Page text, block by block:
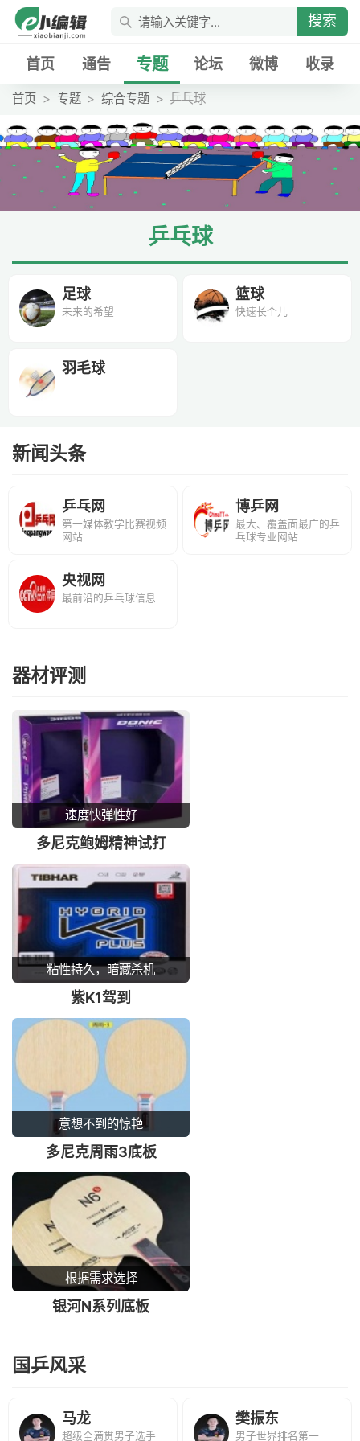
搜索
首页 通告 专题 论坛 微博 收录
首页 专题 综合专题 乒乓球
乒乓球
足球
未来的希望
篮球
快速长个儿
羽毛球
新闻头条
乒乓网
第一媒体教学比赛视频
网站
博乒网
最大、覆盖面最广的乒
乓球专业网站
央视网
最前沿的乒乓球信息
器材评测
速度快弹性好
多尼克鲍姆精神试打
粘性持久，暗藏杀机
紫K1驾到
意想不到的惊艳
多尼克周雨3底板
根据需求选择
银河N系列底板
国乒风采
马龙
超级全满贯男子选手
樊振东
男子世界排名第一